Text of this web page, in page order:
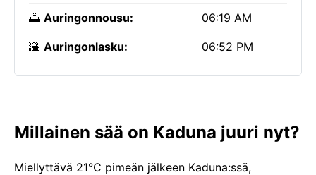
🌅 Auringonnousu: 06:19 AM
🌇 Auringonlasku: 06:52 PM
Millainen sää on Kaduna juuri nyt?
Miellyttävä 21°C pimeän jälkeen Kaduna:ssä,